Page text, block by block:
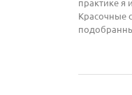
практике я
Красочные